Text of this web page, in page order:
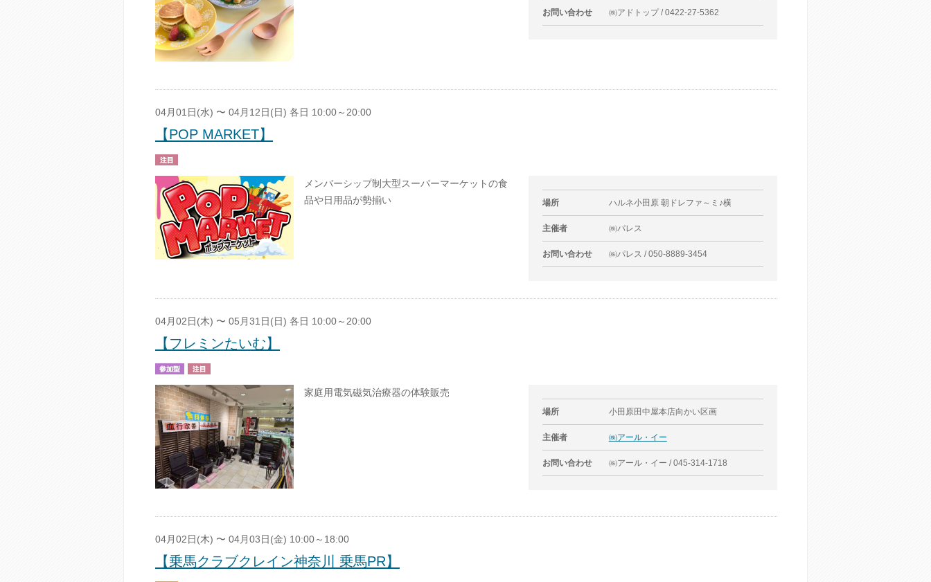
お問い合わせ ㈱アドトップ / 0422-27-5362
04月01日(水) 〜 04月12日(日) 各日 10:00～20:00
【POP MARKET】
メンバーシップ制大型スーパーマーケットの食
品や日用品が勢揃い
場所 ハルネ小田原 朝ドレファ～ミ♪横
主催者 ㈱パレス
お問い合わせ ㈱パレス / 050-8889-3454
04月02日(木) 〜 05月31日(日) 各日 10:00～20:00
【フレミンたいむ】
家庭用電気磁気治療器の体験販売
場所 小田原田中屋本店向かい区画
主催者 ㈱アール・イー
お問い合わせ ㈱アール・イー / 045-314-1718
04月02日(木) 〜 04月03日(金) 10:00～18:00
【乗馬クラブクレイン神奈川 乗馬PR】